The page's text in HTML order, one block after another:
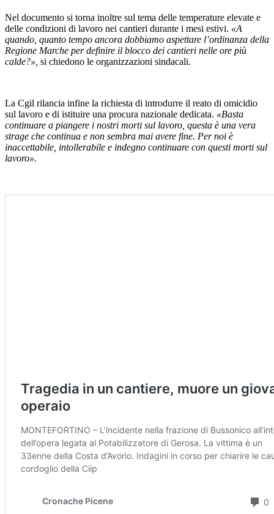
Nel documento si torna inoltre sul tema delle temperature elevate e
delle condizioni di lavoro nei cantieri durante i mesi estivi. «A
quando, quanto tempo ancora dobbiamo aspettare l’ordinanza della
Regione Marche per definire il blocco dei cantieri nelle ore più
calde?», si chiedono le organizzazioni sindacali.
La Cgil rilancia infine la richiesta di introdurre il reato di omicidio
sul lavoro e di istituire una procura nazionale dedicata. «Basta
continuare a piangere i nostri morti sul lavoro, questa è una vera
strage che continua e non sembra mai avere fine. Per noi è
inaccettabile, intollerabile e indegno continuare con questi morti sul
lavoro».